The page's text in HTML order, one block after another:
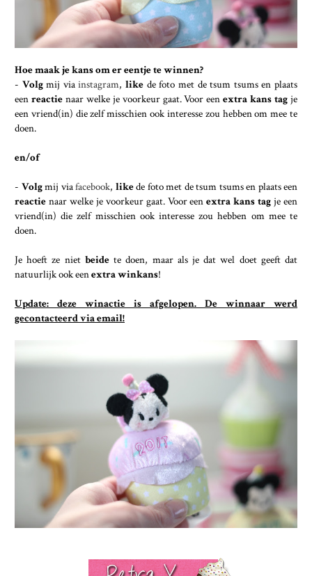
Hoe maak je kans om er eentje te winnen?
- Volgmij viainstagram,like de foto met de tsum tsums en plaats
een reactie naar welke je voorkeur gaat. Voor eenextra kans tagje
een vriend(in) die zelf misschien ook interesse zou hebben om mee te
doen.
en/of
- Volgmij viafacebook, likede foto met de tsum tsums en plaats een
reactie naar welke je voorkeur gaat. Voor eenextra kans tag je een
vriend(in) die zelf misschien ook interesse zou hebben om mee te
doen.
Je hoeft ze niet beidete doen, maar als je dat wel doet geeft dat
natuurlijk ook eenextra winkans!
Update: deze winactie is afgelopen. De winnaar werd
gecontacteerd via email!